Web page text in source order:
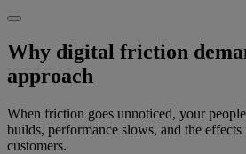
Why digital friction
approach
When friction goes unnoticed, your
builds, performance slows, and the effects
customers.